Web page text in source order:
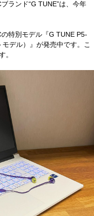
ランド“G TUNE”は、今年
特別モデル『G TUNE P5-
デル）』が発売中です。こ
。